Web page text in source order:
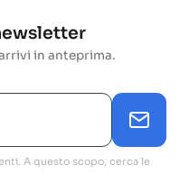
in anteprima.
A questo scopo, cerca le